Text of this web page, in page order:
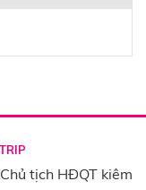
tịch HĐQT kiêm